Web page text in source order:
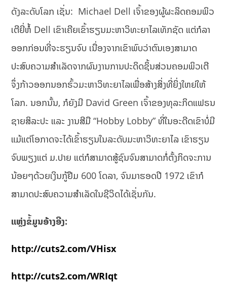
ດັງລະດັບໂລກ ເຊັ່ນ: Michael Dell ເຈົ້າຂອງຜູ້ຜະລິດຄອມພິວ
ເຕີຍີ່ຫໍ້ Dell ເຂົາເຄີຍເຂົ້າຮຽນມະຫາວິທະຍາໄລເທັກຊັດ ແຕ່ກໍລາ
ອອກກ່ອນທີ່ຈະຮຽນຈົບ ເນື່ອງຈາກເຂົາພົບວ່າຕົນເອງສາມາດ
ປະສົບຄວາມສຳເລັດຈາກຜົນງານການປະດິດຊິ້ນສ່ວນຄອມພິວເຕີ
ຈຶ່ງກ້າວອອກນອກຮົ້ວມະຫາວິທະຍາໄລເພື່ອສ້າງສິ່ງທີ່ຍິ່ງໃຫຍ່ໃຫ້
ໂລກ. ນອກນັ້ນ, ກໍຍັງມີ David Green ເຈົ້າຂອງທຸລະກິດແຟຣນ
ຊາຍສິລະປະ ແລະ ງານສີມື “Hobby Lobby” ທີ່ໃນອະດີດເຂົາບໍ່ມີ
ແມ້ແຕ່ໂອກາດຈະໄດ້ເຂົ້າຮຽນໃນລະດັບມະຫາວິທະຍາໄລ ເຂົາຮຽນ
ຈົບພຽງແຕ່ ມ.ປາຍ ແຕ່ກໍສາມາດສູ້ຊົນຈົນສາມາດກໍ່ຕັ້ງກິດຈະການ
ນ້ອຍໆດ້ວຍເງິນກູ້ຢືມ 600 ໂດລາ, ຈົນມາຮອດປີ 1972 ເຂົາກໍ
ສາມາດປະສົບຄວາມສຳເລັດໃນຊີວິດໄດ້ເຊັ່ນກັນ.
ແຫຼ່ງຂໍ້ມູນອ້າງອີງ:
http://cuts2.com/VHisx
http://cuts2.com/WRIqt